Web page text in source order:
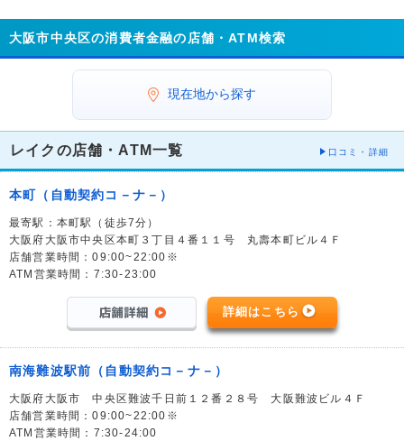
大阪市中央区の消費者金融の店舗・ATM検索
現在地から探す
レイクの店舗・ATM一覧 口コミ・詳細
本町（自動契約コ－ナ－）
最寄駅：本町駅（徒歩7分）
大阪府大阪市中央区本町３丁目４番１１号 丸壽本町ビル４Ｆ
店舗営業時間：09:00~22:00※
ATM営業時間：7:30-23:00
詳細はこちら
南海難波駅前（自動契約コ－ナ－）
大阪府大阪市 中央区難波千日前１２番２８号 大阪難波ビル４Ｆ
店舗営業時間：09:00~22:00※
ATM営業時間：7:30-24:00